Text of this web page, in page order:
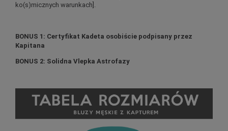
ko(s)micznych warunkach].
BONUS 1: Certyfikat Kadeta osobiście podpisany przez
Kapitana
BONUS 2: Solidna Vlepka Astrofazy